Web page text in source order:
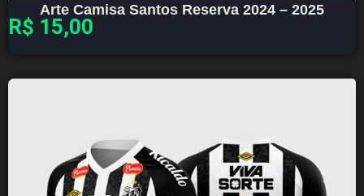
Arte Camisa Santos Reserva 2024 – 2025
R$ 15,00